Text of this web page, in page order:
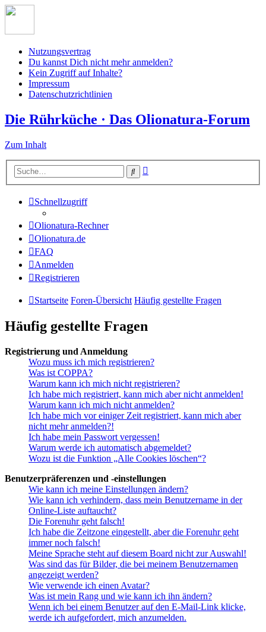
Nutzungsvertrag
Du kannst Dich nicht mehr anmelden?
Kein Zugriff auf Inhalte?
Impressum
Datenschutzrichtlinien
Die Rührküche · Das Olionatura-Forum
Zum Inhalt
Suche
Schnellzugriff
Olionatura-Rechner
Olionatura.de
FAQ
Anmelden
Registrieren
Startseite Foren-Übersicht Häufig gestellte Fragen
Häufig gestellte Fragen
Registrierung und Anmeldung
Wozu muss ich mich registrieren?
Was ist COPPA?
Warum kann ich mich nicht registrieren?
Ich habe mich registriert, kann mich aber nicht anmelden!
Warum kann ich mich nicht anmelden?
Ich habe mich vor einiger Zeit registriert, kann mich aber
nicht mehr anmelden?!
Ich habe mein Passwort vergessen!
Warum werde ich automatisch abgemeldet?
Wozu ist die Funktion „Alle Cookies löschen“?
Benutzerpräferenzen und -einstellungen
Wie kann ich meine Einstellungen ändern?
Wie kann ich verhindern, dass mein Benutzername in der
Online-Liste auftaucht?
Die Forenuhr geht falsch!
Ich habe die Zeitzone eingestellt, aber die Forenuhr geht
immer noch falsch!
Meine Sprache steht auf diesem Board nicht zur Auswahl!
Was sind das für Bilder, die bei meinem Benutzernamen
angezeigt werden?
Wie verwende ich einen Avatar?
Was ist mein Rang und wie kann ich ihn ändern?
Wenn ich bei einem Benutzer auf den E-Mail-Link klicke,
werde ich aufgefordert, mich anzumelden.